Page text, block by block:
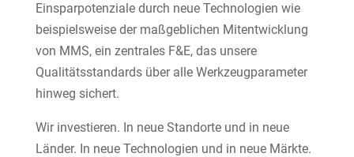
Einsparpotenziale durch neue Technologien wie
beispielsweise der maßgeblichen Mitentwicklung
von MMS, ein zentrales F&E, das unsere
Qualitätsstandards über alle Werkzeugparameter
hinweg sichert.
Wir investieren. In neue Standorte und in neue
Länder. In neue Technologien und in neue Märkte.